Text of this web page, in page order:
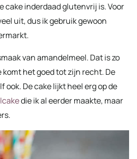
cake inderdaad glutenvrij is. Voor
uit, dus ik gebruik gewoon
van amandelmeel. Dat is zo
komt het goed tot zijn recht. De
ook. De cake lijkt heel erg op de
die ik al eerder maakte, maar